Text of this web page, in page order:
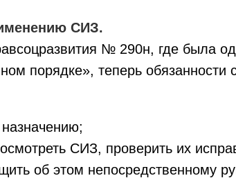
СИЗ.
№ 290н, где была
порядке», теперь обязанности
СИЗ, проверить их
об этом непосредственному